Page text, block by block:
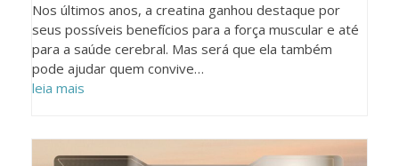
Nos últimos anos, a creatina ganhou destaque por
seus possíveis benefícios para a força muscular e até
para a saúde cerebral. Mas será que ela também
pode ajudar quem convive…
leia mais